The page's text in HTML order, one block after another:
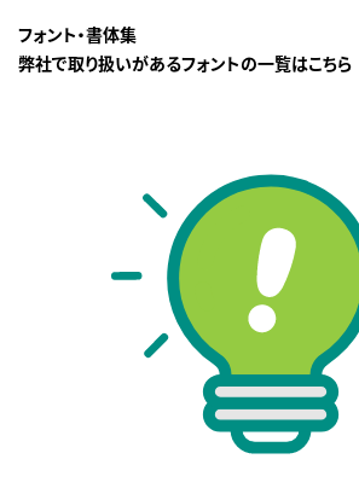
フォント・書体集
弊社で取り扱いがあるフォントの一覧はこちら